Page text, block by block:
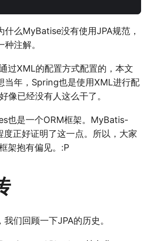
什么MyBatise没有使用JPA规范，
注解。
过XML的配置方式配置的，本文
当年，Spring也是使用XML进行配
像已经没有人这么干了。
也是一个ORM框架。MyBatis-
度正好证明了这一点。所以，大家
架抱有偏见。:P
们回顾一下JPA的历史。